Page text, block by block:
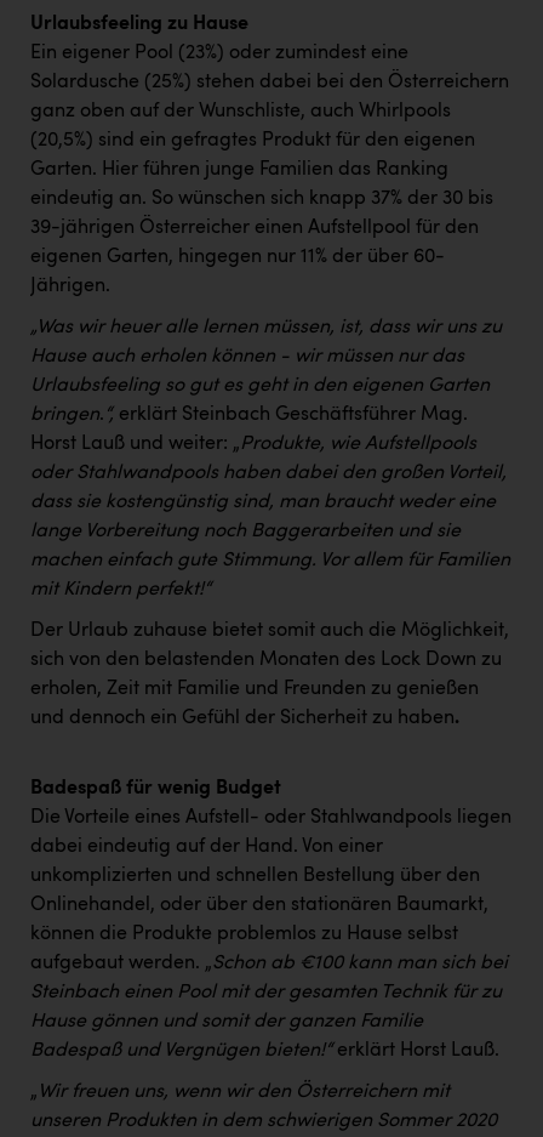
Smurfit Westrock Nettingsdorf
TCL
TGW Logistics
TRAILOMAT & Cycling Austria
VERITAS
Vier Diamanten
Vorlagenportal
Wir besiegen Krebs
ZGONC
ZULuft - Zukunft Luft Austria
z.l.ö.
Österreichisches Hebammengremium
Wirtschaftskammer OÖ Energiehandel
Dopgas
kunden basics
Urlaubsfeeling zu Hause
Ein eigener Pool (23%) oder zumindest eine
Solardusche (25%) stehen dabei bei den Österreichern
ganz oben auf der Wunschliste, auch Whirlpools
(20,5%) sind ein gefragtes Produkt für den eigenen
Garten. Hier führen junge Familien das Ranking
eindeutig an. So wünschen sich knapp 37% der 30 bis
39-jährigen Österreicher einen Aufstellpool für den
eigenen Garten, hingegen nur 11% der über 60-
Jährigen.
„Was wir heuer alle lernen müssen, ist, dass wir uns zu
Hause auch erholen können - wir müssen nur das
Urlaubsfeeling so gut es geht in den eigenen Garten
bringen. “, erklärt Steinbach Geschäftsführer Mag.
Horst Lauß und weiter: „Produkte, wie Aufstellpools
oder Stahlwandpools haben dabei den großen Vorteil,
dass sie kostengünstig sind, man braucht weder eine
lange Vorbereitung noch Baggerarbeiten und sie
machen einfach gute Stimmung. Vor allem für Familien
mit Kindern perfekt!“
Der Urlaub zuhause bietet somit auch die Möglichkeit,
sich von den belastenden Monaten des Lock Down zu
erholen, Zeit mit Familie und Freunden zu genießen
und dennoch ein Gefühl der Sicherheit zu haben.
Badespaß für wenig Budget
Die Vorteile eines Aufstell- oder Stahlwandpools liegen
dabei eindeutig auf der Hand. Von einer
unkomplizierten und schnellen Bestellung über den
Onlinehandel, oder über den stationären Baumarkt,
können die Produkte problemlos zu Hause selbst
aufgebaut werden. „Schon ab €100 kann man sich bei
Steinbach einen Pool mit der gesamten Technik für zu
Hause gönnen und somit der ganzen Familie
Badespaß und Vergnügen bieten!“ erklärt Horst Lauß.
„ Wir freuen uns, wenn wir den Österreichern mit
unseren Produkten in dem schwierigen Sommer 2020